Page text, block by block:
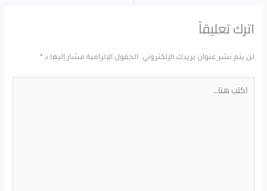
اترك تعليقاً
لن يتم نشر عنوان بريدك الإلكتروني. الحقول الإلزامية مشار إليها بـ *
هنا...